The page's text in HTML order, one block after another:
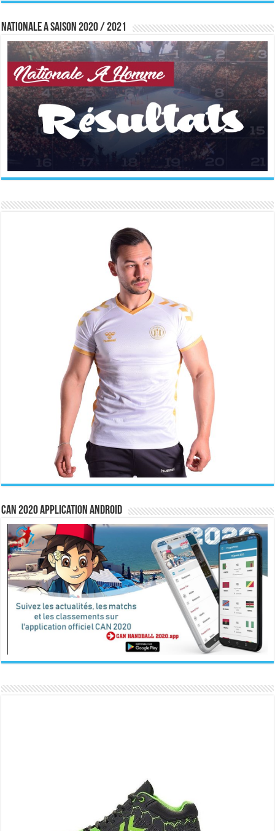
Nationale A saison 2020 / 2021
CAN 2020 Application Android